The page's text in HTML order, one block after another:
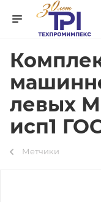
левых М
исп1
Метчики